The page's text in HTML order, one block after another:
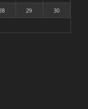
29
30